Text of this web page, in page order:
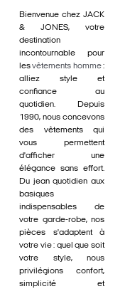
Bienvenue chez JACK
& JONES, votre
destination
incontournable pour
lesvêtements homme:
alliez style et
confiance au
quotidien. Depuis
1990, nous concevons
des vêtements qui
vous permettent
d'afficher une
élégance sans effort.
Du jean quotidien aux
basiques
indispensables de
votre garde-robe, nos
pièces s'adaptent à
votre vie : quel que soit
votre style, nous
privilégions confort,
simplicité et